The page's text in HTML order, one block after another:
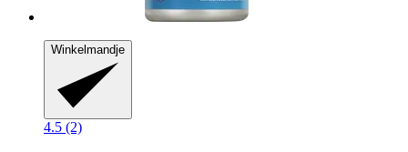
Winkelmandje
4.5 (2)